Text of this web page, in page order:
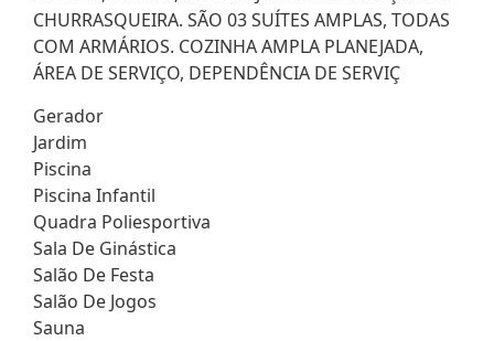
CHURRASQUEIRA. SÃO 03 SUÍTES AMPLAS, TODAS
COM ARMÁRIOS. COZINHA AMPLA PLANEJADA,
ÁREA DE SERVIÇO, DEPENDÊNCIA DE SERVIÇ
Gerador
Jardim
Piscina
Piscina Infantil
Quadra Poliesportiva
Sala De Ginástica
Salão De Festa
Salão De Jogos
Sauna